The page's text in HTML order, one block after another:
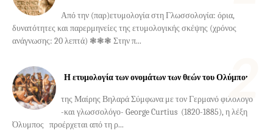
Από την (παρ)ετυμολογία στη Γλωσσολογία: όρια,
δυνατότητες και παρερμηνείες της ετυμολογικής σκέψης (χρόνος
ανάγνωσης: 20 λεπτά) ❃❃❃ Στην π...
Η ετυμολογία των ονομάτων των θεών του Ολύμπου
της Μαίρης Βηλαρά Σύμφωνα με τον Γερμανό φιλόλογο
-και γλωσσολόγο- George Curtius (1820-1885), η λέξη
Όλυμπος προέρχεται από τη ρ...